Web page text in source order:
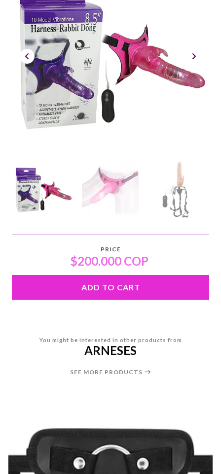
PRICE
$200.000 COP
ADD TO CART
You might be interested in other products from
ARNESES
SEE MORE PRODUCTS